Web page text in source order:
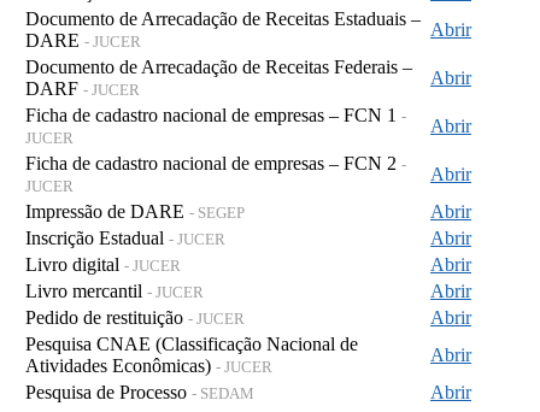
Documento de Arrecadação de Receitas Estaduais –
DARE - JUCER
Abrir
Documento de Arrecadação de Receitas Federais –
DARF - JUCER
Abrir
Ficha de cadastro nacional de empresas – FCN 1 -
JUCER
Abrir
Ficha de cadastro nacional de empresas – FCN 2 -
JUCER
Abrir
Impressão de DARE - SEGEP
Abrir
Inscrição Estadual - JUCER
Abrir
Livro digital - JUCER
Abrir
Livro mercantil - JUCER
Abrir
Pedido de restituição - JUCER
Abrir
Pesquisa CNAE (Classificação Nacional de
Atividades Econômicas) - JUCER
Abrir
Pesquisa de Processo - SEDAM
Abrir